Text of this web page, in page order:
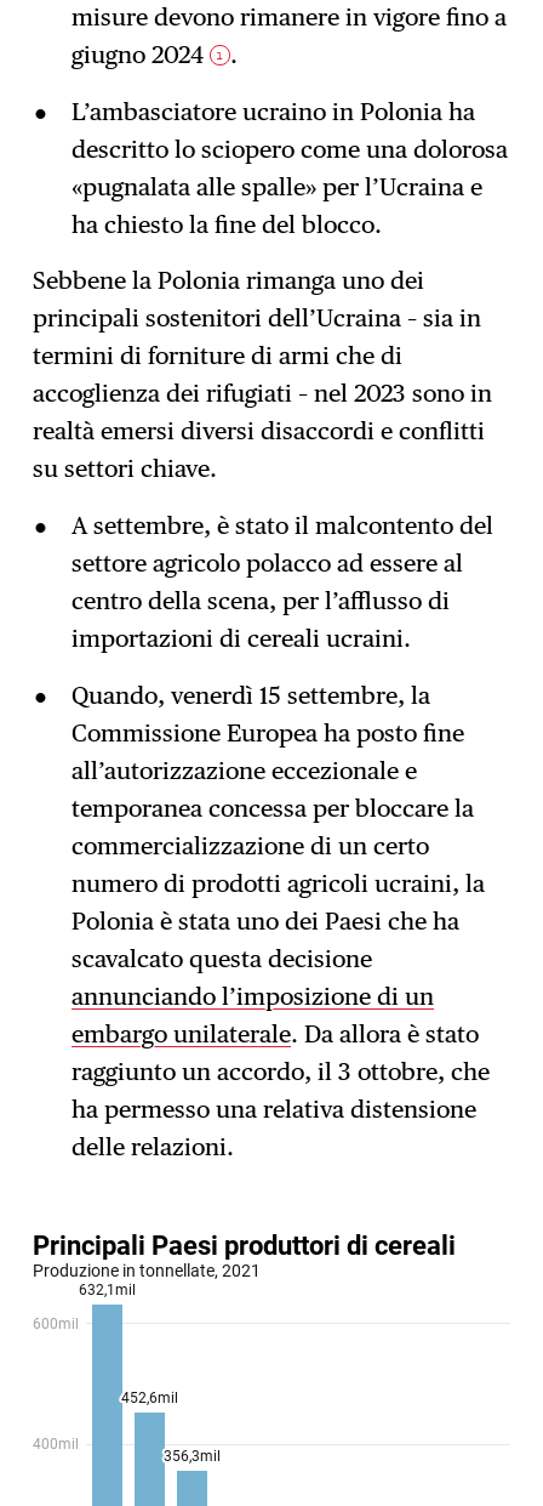
misure devono rimanere in vigore fino a
giugno 2024
1 .
L’ambasciatore ucraino in Polonia ha
descritto lo sciopero come una dolorosa
«pugnalata alle spalle» per l’Ucraina e
ha chiesto la fine del blocco.
Sebbene la Polonia rimanga uno dei
principali sostenitori dell’Ucraina – sia in
termini di forniture di armi che di
accoglienza dei rifugiati – nel 2023 sono in
realtà emersi diversi disaccordi e conflitti
su settori chiave.
A settembre, è stato il malcontento del
settore agricolo polacco ad essere al
centro della scena, per l’afflusso di
importazioni di cereali ucraini.
Quando, venerdì 15 settembre, la
Commissione Europea ha posto fine
all’autorizzazione eccezionale e
temporanea concessa per bloccare la
commercializzazione di un certo
numero di prodotti agricoli ucraini, la
Polonia è stata uno dei Paesi che ha
scavalcato questa decisione
annunciando l’imposizione di un
embargo unilaterale. Da allora è stato
raggiunto un accordo, il 3 ottobre, che
ha permesso una relativa distensione
delle relazioni.